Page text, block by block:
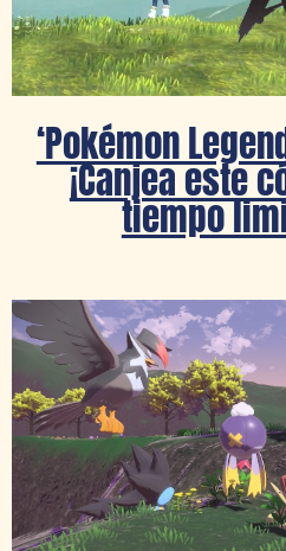
‘Pokémon
¡Canjea este
tiempo